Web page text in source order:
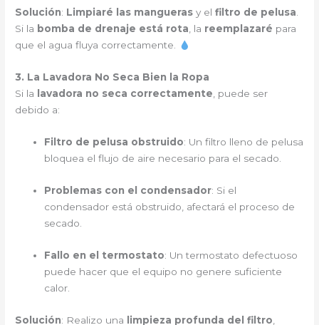
Solución: Limpiaré las mangueras y elfiltro de pelusa.
Si la bomba de drenaje está rota, la reemplazaré para
que el agua fluya correctamente.
3. La Lavadora No Seca Bien la Ropa
Si la
lavadora no seca correctamente , puede ser
debido a:
Filtro de pelusa obstruido: Un filtro lleno de pelusa
bloquea el flujo de aire necesario para el secado.
Problemas con el condensador: Si el
condensador está obstruido, afectará el proceso de
secado.
Fallo en el termostato: Un termostato defectuoso
puede hacer que el equipo no genere suficiente
calor.
Solución: Realizo una limpieza profunda del filtro